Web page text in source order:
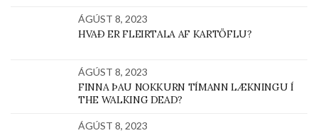
ÁGÚST 8, 2023
HVAÐ ER FLEIRTALA AF KARTÖFLU?
ÁGÚST 8, 2023
FINNA ÞAU NOKKURN TÍMANN LÆKNINGU Í
THE WALKING DEAD?
ÁGÚST 8, 2023